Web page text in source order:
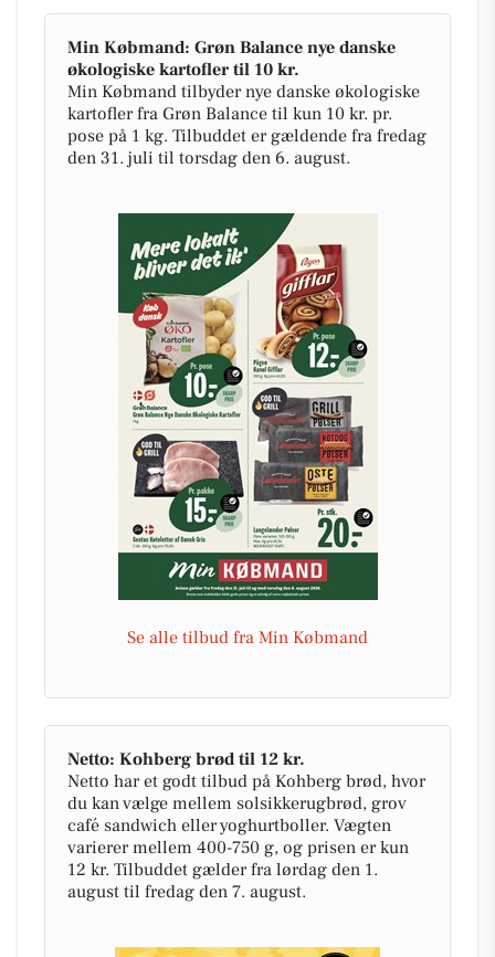
Min Købmand: Grøn Balance nye danske
økologiske kartofler til 10 kr.
Min Købmand tilbyder nye danske økologiske
kartofler fra Grøn Balance til kun 10 kr. pr.
pose på 1 kg. Tilbuddet er gældende fra fredag
den 31. juli til torsdag den 6. august.
Se alle tilbud fra Min Købmand
Netto: Kohberg brød til 12 kr.
Netto har et godt tilbud på Kohberg brød, hvor
du kan vælge mellem solsikkerugbrød, grov
café sandwich eller yoghurtboller. Vægten
varierer mellem 400-750 g, og prisen er kun
12 kr. Tilbuddet gælder fra lørdag den 1.
august til fredag den 7. august.